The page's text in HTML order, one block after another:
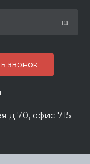
д.70, офис 715
звонок